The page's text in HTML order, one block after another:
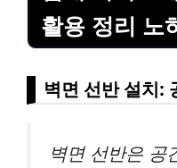
활용 정리 노
벽면 선반 설치:
벽면 선반은 공